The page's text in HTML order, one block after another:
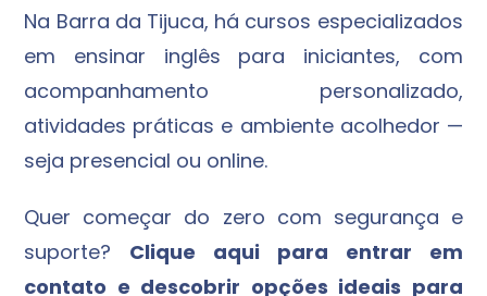
Na Barra da Tijuca, há cursos especializados
em ensinar inglês para iniciantes, com
acompanhamento personalizado,
atividades práticas e ambiente acolhedor —
seja presencial ou online.
Quer começar do zero com segurança e
suporte? Clique aqui para entrar em
contato e descobrir opções ideais para